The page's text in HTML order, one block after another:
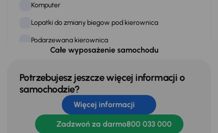
Komputer
Lopatki do zmiany biegow pod kierownica
Podgrzewana kierownica
Podgrzewanie przedniej szyby
Przciemniane szyby
Skórzana kierownica
Stereo
Całe wyposażenie samochodu
Potrzebujesz jeszcze więcej informacji o
samochodzie?
Więcej informacji
Zadzwoń za darmo800 033 000